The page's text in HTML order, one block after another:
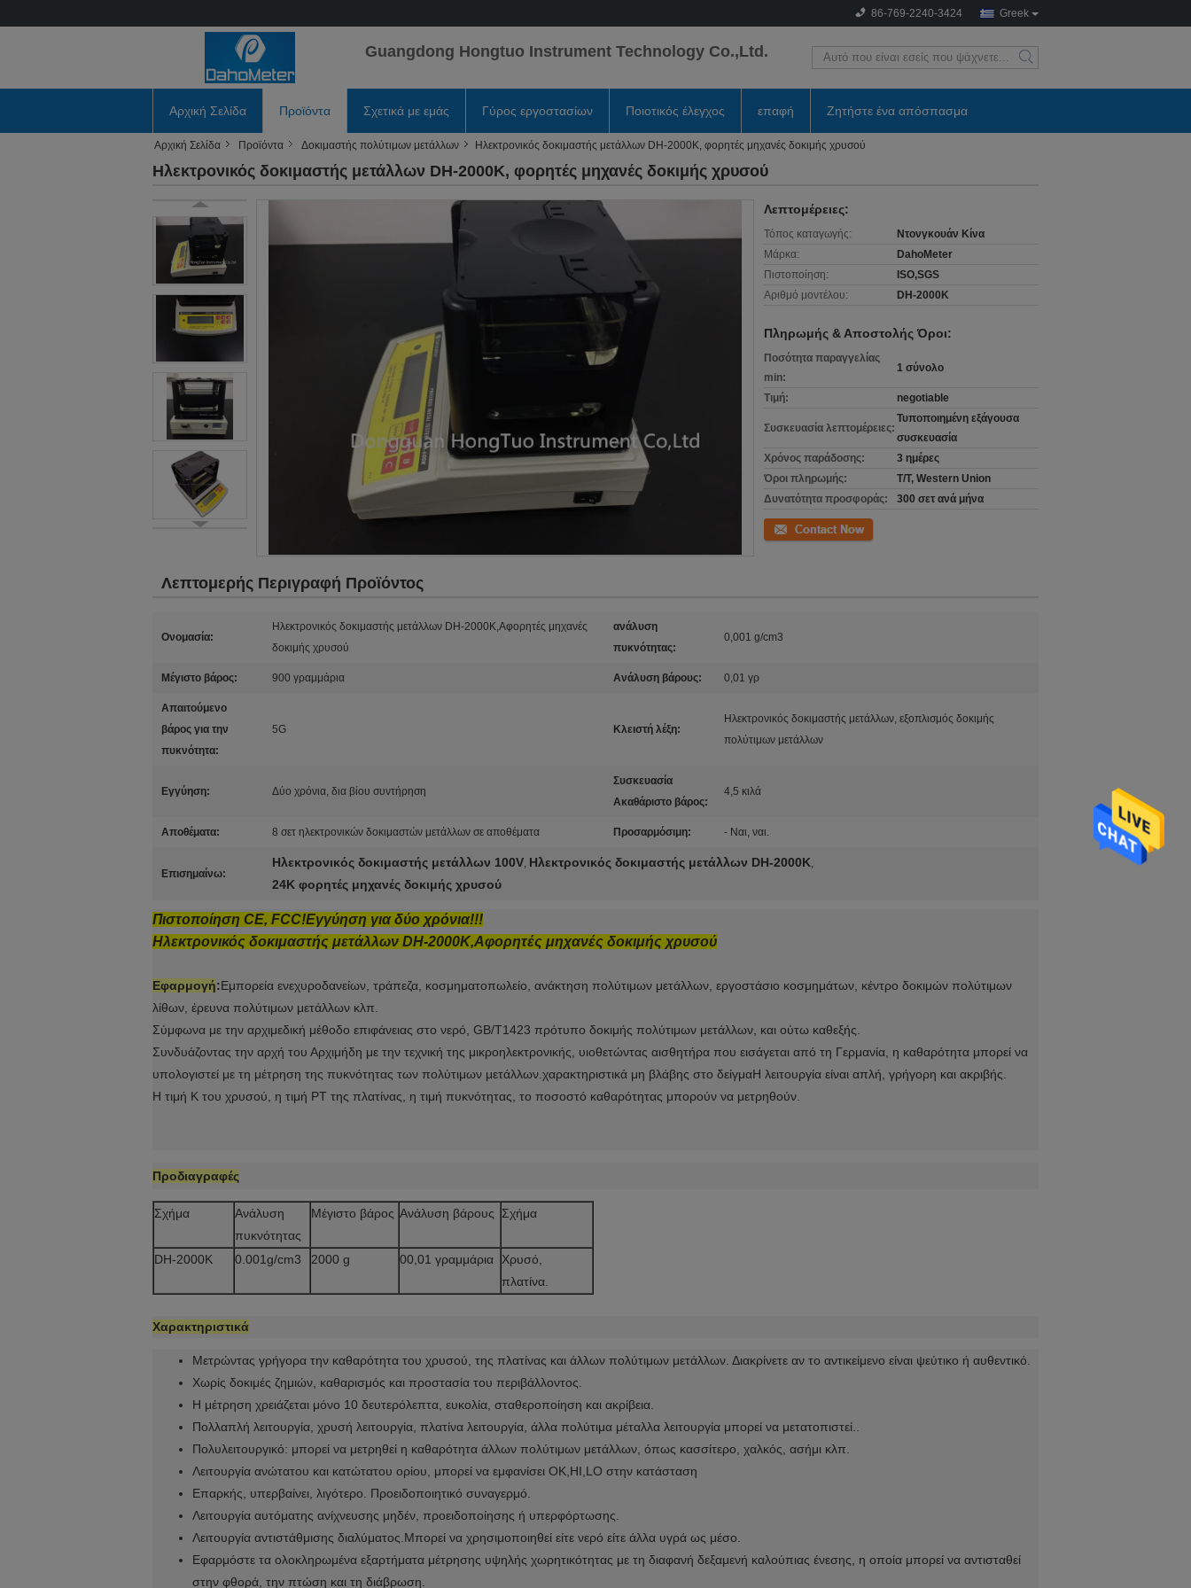
Greek
86-769-2240-3424
Guangdong Hongtuo Instrument Technology Co.,Ltd.
search
Αρχική Σελίδα Προϊόντα Σχετικά με εμάς Γύρος εργοστασίων Ποιοτικός έλεγχος επαφή Ζητήστε ένα απόσπασμα
Αρχική Σελίδα Προϊόντα Δοκιμαστής πολύτιμων μετάλλων Ηλεκτρονικός δοκιμαστής μετάλλων DH-2000K, φορητές μηχανές δοκιμής χρυσού
Ηλεκτρονικός δοκιμαστής μετάλλων DH-2000K, φορητές μηχανές δοκιμής χρυσού
Λεπτομέρειες:
Τόπος καταγωγής:
Ντονγκουάν Κίνα
Μάρκα:
DahoMeter
Πιστοποίηση:
ISO,SGS
Αριθμό μοντέλου:
DH-2000K
Πληρωμής & Αποστολής Όροι:
Ποσότητα παραγγελίας
min:
1 σύνολο
Τιμή: negotiable
Συσκευασία λεπτομέρειες:
Τυποποιημένη εξάγουσα
συσκευασία
Χρόνος παράδοσης:
3 ημέρες
Όροι πληρωμής:
T/T, Western Union
Δυνατότητα προσφοράς:
300 σετ ανά μήνα
Επικοινωνία
Λεπτομερής Περιγραφή Προϊόντος
Ονομασία:
Ηλεκτρονικός δοκιμαστής μετάλλων DH-2000K,Αφορητές μηχανές
δοκιμής χρυσού
ανάλυση
πυκνότητας:
0,001 g/cm3
Μέγιστο βάρος: 900 γραμμάρια Ανάλυση βάρους: 0,01 γρ
Απαιτούμενο
βάρος για την
πυκνότητα:
5G Κλειστή λέξη:
Ηλεκτρονικός δοκιμαστής μετάλλων, εξοπλισμός δοκιμής
πολύτιμων μετάλλων
Εγγύηση: Δύο χρόνια, δια βίου συντήρηση
Συσκευασία
Ακαθάριστο βάρος:
4,5 κιλά
Αποθέματα: 8 σετ ηλεκτρονικών δοκιμαστών μετάλλων σε αποθέματα Προσαρμόσιμη: - Ναι, ναι.
Επισημαίνω:
Ηλεκτρονικός δοκιμαστής μετάλλων 100V, Ηλεκτρονικός δοκιμαστής μετάλλων DH-2000K,
24K φορητές μηχανές δοκιμής χρυσού
Πιστοποίηση CE, FCC!Εγγύηση για δύο χρόνια!!!
Ηλεκτρονικός δοκιμαστής μετάλλων DH-2000K,Αφορητές μηχανές δοκιμής χρυσού
Εφαρμογή:Εμπορεία ενεχυροδανείων, τράπεζα, κοσμηματοπωλείο, ανάκτηση πολύτιμων μετάλλων, εργοστάσιο κοσμημάτων, κέντρο δοκιμών πολύτιμων
λίθων, έρευνα πολύτιμων μετάλλων κλπ.
Σύμφωνα με την αρχιμεδική μέθοδο επιφάνειας στο νερό, GB/T1423 πρότυπο δοκιμής πολύτιμων μετάλλων, και ούτω καθεξής.
Συνδυάζοντας την αρχή του Αρχιμήδη με την τεχνική της μικροηλεκτρονικής, υιοθετώντας αισθητήρα που εισάγεται από τη Γερμανία, η καθαρότητα μπορεί να
υπολογιστεί με τη μέτρηση της πυκνότητας των πολύτιμων μετάλλων.χαρακτηριστικά μη βλάβης στο δείγμαΗ λειτουργία είναι απλή, γρήγορη και ακριβής.
Η τιμή K του χρυσού, η τιμή PT της πλατίνας, η τιμή πυκνότητας, το ποσοστό καθαρότητας μπορούν να μετρηθούν.
Προδιαγραφές
Σχήμα
Ανάλυση
πυκνότητας
Μέγιστο βάρος Ανάλυση βάρους Σχήμα
DH-2000K 0.001g/cm3 2000 g 00,01 γραμμάρια
Χρυσό,
πλατίνα.
Χαρακτηριστικά
Μετρώντας γρήγορα την καθαρότητα του χρυσού, της πλατίνας και άλλων πολύτιμων μετάλλων. Διακρίνετε αν το αντικείμενο είναι ψεύτικο ή αυθεντικό.
Χωρίς δοκιμές ζημιών, καθαρισμός και προστασία του περιβάλλοντος.
Η μέτρηση χρειάζεται μόνο 10 δευτερόλεπτα, ευκολία, σταθεροποίηση και ακρίβεια.
Πολλαπλή λειτουργία, χρυσή λειτουργία, πλατίνα λειτουργία, άλλα πολύτιμα μέταλλα λειτουργία μπορεί να μετατοπιστεί..
Πολυλειτουργικό: μπορεί να μετρηθεί η καθαρότητα άλλων πολύτιμων μετάλλων, όπως κασσίτερο, χαλκός, ασήμι κλπ.
Λειτουργία ανώτατου και κατώτατου ορίου, μπορεί να εμφανίσει OK,HI,LO στην κατάσταση
Επαρκής, υπερβαίνει, λιγότερο. Προειδοποιητικό συναγερμό.
Λειτουργία αυτόματης ανίχνευσης μηδέν, προειδοποίησης ή υπερφόρτωσης.
Λειτουργία αντιστάθμισης διαλύματος.Μπορεί να χρησιμοποιηθεί είτε νερό είτε άλλα υγρά ως μέσο.
Εφαρμόστε τα ολοκληρωμένα εξαρτήματα μέτρησης υψηλής χωρητικότητας με τη διαφανή δεξαμενή καλούπιας ένεσης, η οποία μπορεί να αντισταθεί
στην φθορά, την πτώση και τη διάβρωση.